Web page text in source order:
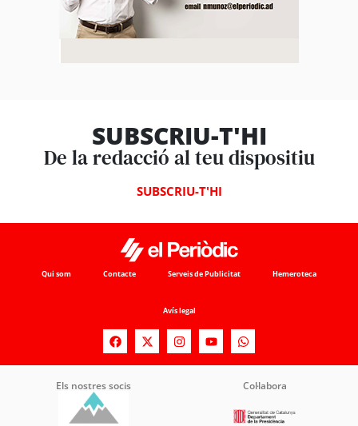
SUBSCRIU-T'HI
De la redacció al teu dispositiu
SUBSCRIU-T'HI
Qui som Contacte Serveis de Publicitat Hemeroteca
Avís legal
Els nostres socis Col·labora